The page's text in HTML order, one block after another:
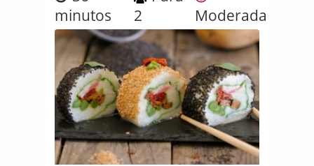
minutos
2
Moderada